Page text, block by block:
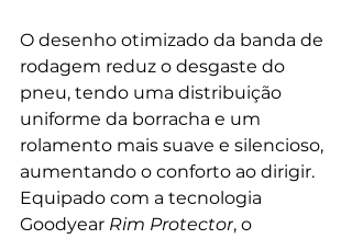
O desenho otimizado da banda de
rodagem reduz o desgaste do
pneu, tendo uma distribuição
uniforme da borracha e um
rolamento mais suave e silencioso,
aumentando o conforto ao dirigir.
Equipado com a tecnologia
Goodyear Rim Protector, o